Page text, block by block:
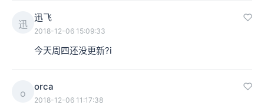
迅
迅飞
2018-12-06 15:09:33
今天周四还没更新?i
o
orca
2018-12-06 11:17:38